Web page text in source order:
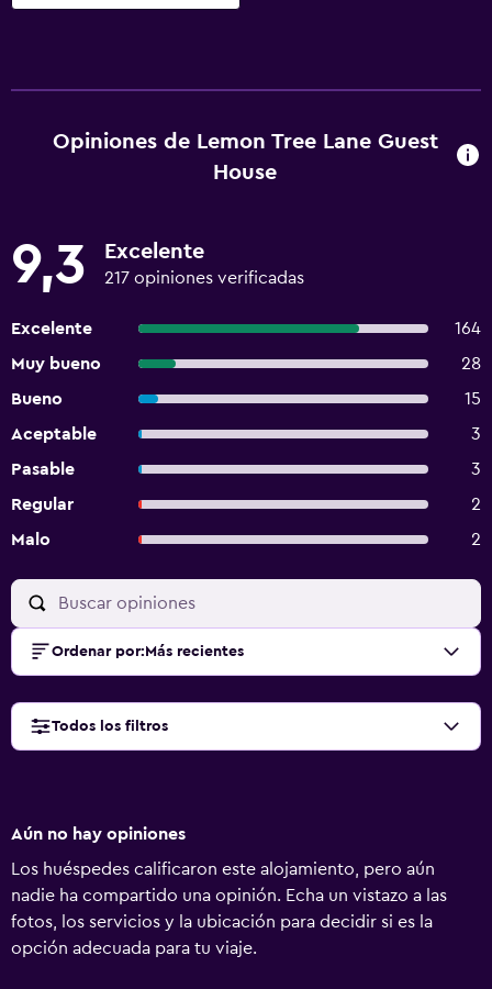
Opiniones de Lemon Tree Lane Guest
House
9,3 Excelente
217 opiniones verificadas
Excelente
164
Muy bueno
28
Bueno
15
Aceptable
3
Pasable
3
Regular
2
Malo
2
Ordenar por: Más recientes
Todos los filtros
Aún no hay opiniones
Los huéspedes calificaron este alojamiento, pero aún
nadie ha compartido una opinión. Echa un vistazo a las
fotos, los servicios y la ubicación para decidir si es la
opción adecuada para tu viaje.